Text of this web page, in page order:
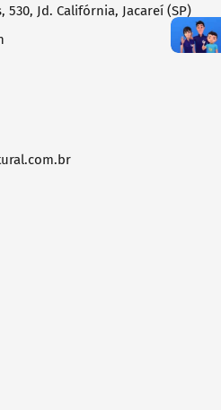
530, Jd. Califórnia, Jacareí (SP)